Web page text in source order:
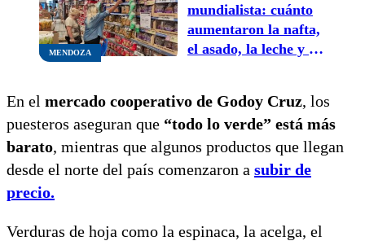
MENDOZA
mundialista: cuánto
aumentaron la nafta,
el asado, la leche y el
En el mercado cooperativo de Godoy Cruz, los
puesteros aseguran que “todo lo verde” está más
barato, mientras que algunos productos que llegan
desde el norte del país comenzaron a subir de
precio.
Verduras de hoja como la espinaca, la acelga, el